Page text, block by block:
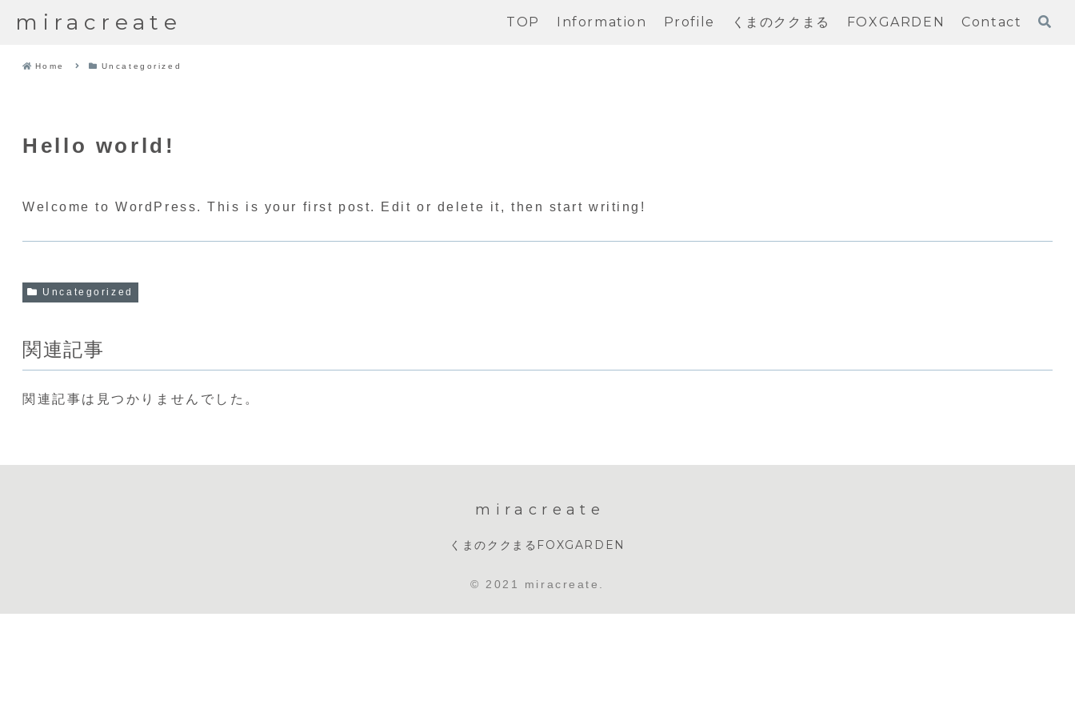
miracreate TOP Information Profile くまのククまる FOXGARDEN Contact
Home Uncategorized
Hello world!
Welcome to WordPress. This is your first post. Edit or delete it, then start writing!
Uncategorized
関連記事
関連記事は見つかりませんでした。
miracreate
くまのククまる FOXGARDEN
© 2021 miracreate.